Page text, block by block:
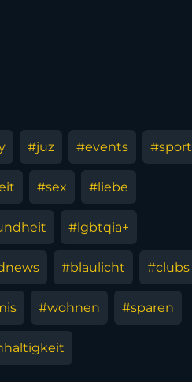
#juz #events #sport
#sex #liebe
#lgbtqia+
#blaulicht #clubs
#wohnen #sparen